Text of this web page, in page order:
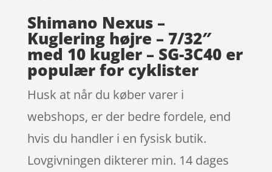
Shimano Nexus –
Kuglering højre – 7/32″
med 10 kugler – SG-3C40 er
populær for cyklister
Husk at når du køber varer i
webshops, er der bedre fordele, end
hvis du handler i en fysisk butik.
Lovgivningen dikterer min. 14 dages